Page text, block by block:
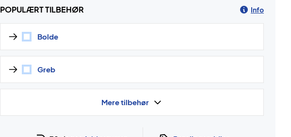
POPULÆRT TILBEHØR Info
Bolde
Greb
Mere tilbehør